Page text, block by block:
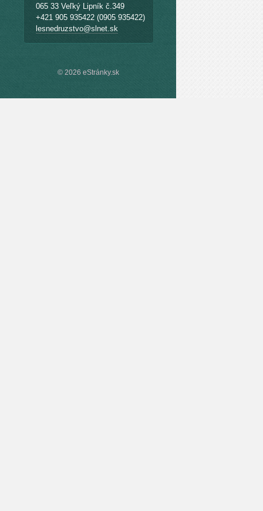
065 33 Veľký Lipník č.349
+421 905 935422 (0905 935422)
lesnedruzstvo@slnet.sk
© 2026 eStránky.sk